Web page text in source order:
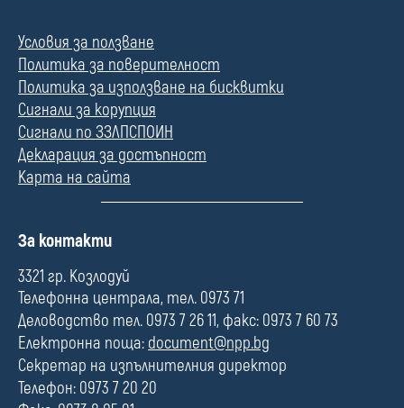
Условия за ползване
Политика за поверителност
Политика за използване на бисквитки
Сигнали за корупция
Сигнали по ЗЗЛПСПОИН
Декларация за достъпност
Карта на сайта
П
л
е
За контакти
3321 гр. Козлодуй
Телефонна централа, тел. 0973 71
Деловодство тел. 0973 7 26 11, факс: 0973 7 60 73
Електронна поща: document@npp.bg
Секретар на изпълнителния директор
Телефон: 0973 7 20 20